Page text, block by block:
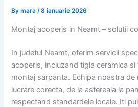
Bymara/8 ianuarie 2026
Montaj acoperis in Neamt – solutii
In judetul Neamt, oferim servicii
acoperis, incluzand tigla ceramica
montaj sarpanta. Echipa noastra de
lucrare corecta, de la astereala la
respectand standardele locale. Iti